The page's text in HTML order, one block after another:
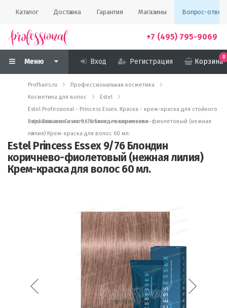
Каталог Доставка Гарантия Магазины Вопрос-ответ
+7 (495) 795-9069
Меню Вход Регистрация Корзина
0
Profhairs.ru
Профессиональная косметика
Косметика для волос
Estel
Estel Professional - Princess Essex. Краска - крем-краска для стойкого
окрашивания и интенсивного тонирования
Estel Princess Essex 9/76 Блондин коричнево-фиолетовый (нежная
лилия) Крем-краска для волос 60 мл.
Estel Princess Essex 9/76 Блондин
коричнево-фиолетовый (нежная лилия)
Крем-краска для волос 60 мл.